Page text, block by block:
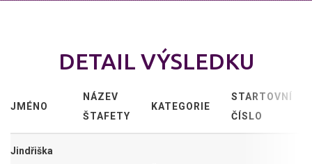
DETAIL VÝSLEDKU
JMÉNO
NÁZEV
ŠTAFETY
KATEGORIE
STARTOVNÍ
ČÍSLO
Jindřiška